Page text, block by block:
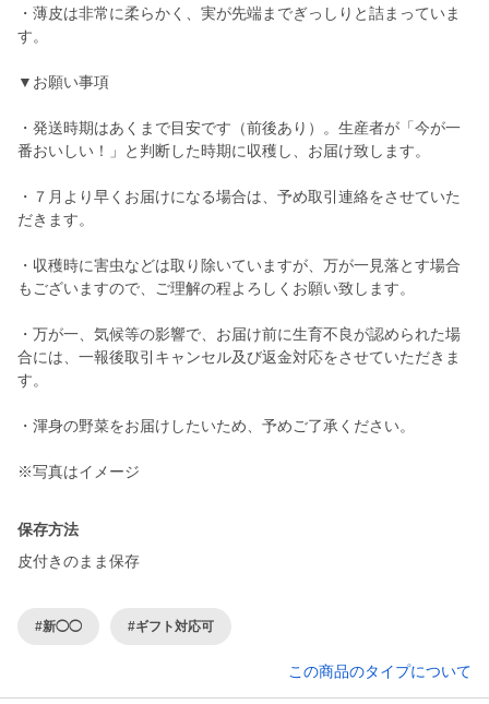
・薄皮は非常に柔らかく、実が先端までぎっしりと詰まっていま
す。
▼お願い事項
・発送時期はあくまで目安です（前後あり）。生産者が「今が一
番おいしい！」と判断した時期に収穫し、お届け致します。
・７月より早くお届けになる場合は、予め取引連絡をさせていた
だきます。
・収穫時に害虫などは取り除いていますが、万が一見落とす場合
もございますので、ご理解の程よろしくお願い致します。
・万が一、気候等の影響で、お届け前に生育不良が認められた場
合には、一報後取引キャンセル及び返金対応をさせていただきま
す。
・渾身の野菜をお届けしたいため、予めご了承ください。
※写真はイメージ
保存方法
皮付きのまま保存
#新◯◯ #ギフト対応可
この商品のタイプについて